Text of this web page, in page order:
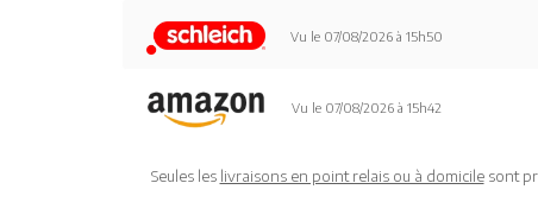
Vu le 07/08/2026 à 15h50
Vu le 07/08/2026 à 15h42
Seules les livraisons en point relais ou à domicilesont